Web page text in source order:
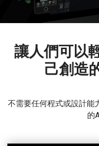
讓人們可以
己創造
不需要任何程式或設計能
的